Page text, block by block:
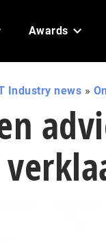
Awards
Industry news »